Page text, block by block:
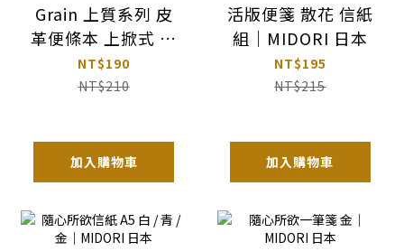
Grain 上質系列 皮
革便條本 上掀式 線
圈 memo｜
MIDORI 日本
NT$190
NT$210
加入購物車
活版便箋 散花 信紙
組｜MIDORI 日本
NT$195
NT$215
加入購物車